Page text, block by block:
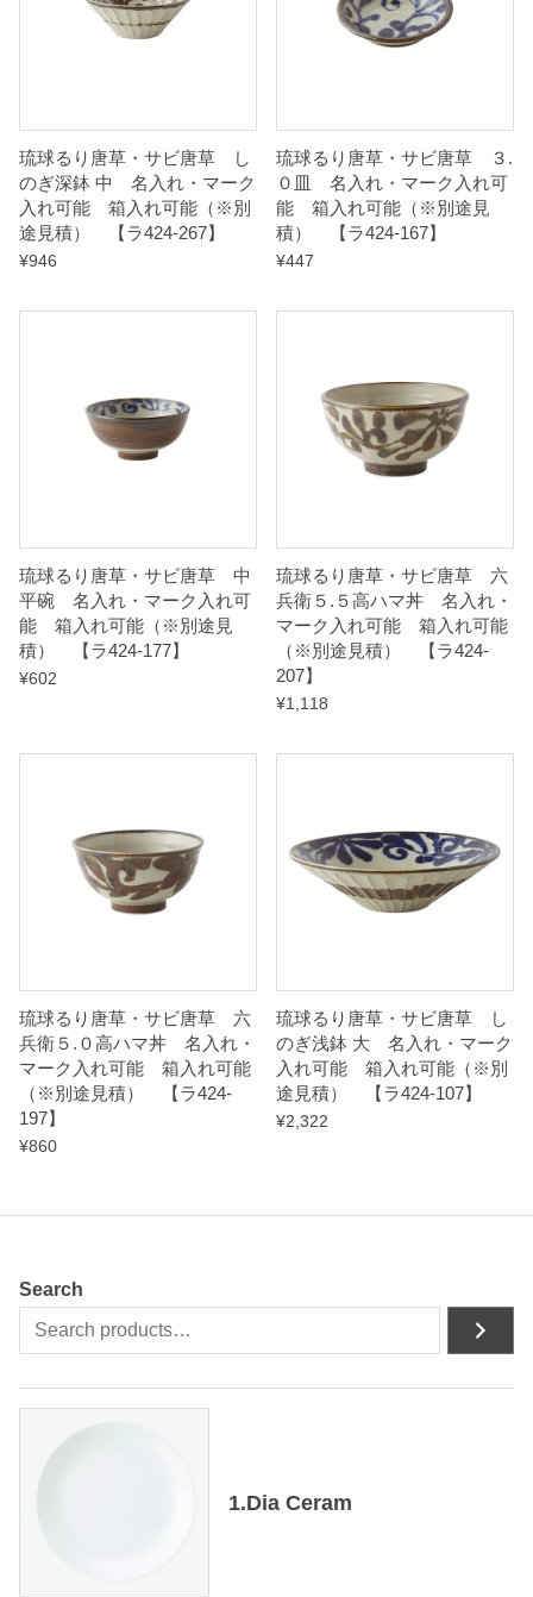
途
見
積
）
2
7
】
q
u
n
琉球るり唐草・サビ唐草 し
のぎ深鉢 中 名入れ・マーク
入れ可能 箱入れ可能（※別
途見積） 【ラ424-267】
¥946
琉球るり唐草・サビ唐草 ３.
０皿 名入れ・マーク入れ可
能 箱入れ可能（※別途見
積） 【ラ424-167】
¥447
琉球るり唐草・サビ唐草 中
平碗 名入れ・マーク入れ可
能 箱入れ可能（※別途見
積） 【ラ424-177】
¥602
琉球るり唐草・サビ唐草 六
兵衛５.５高ハマ丼 名入れ・
マーク入れ可能 箱入れ可能
（※別途見積） 【ラ424-
207】
¥1,118
琉球るり唐草・サビ唐草 六
兵衛５.０高ハマ丼 名入れ・
マーク入れ可能 箱入れ可能
（※別途見積） 【ラ424-
197】
¥860
琉球るり唐草・サビ唐草 し
のぎ浅鉢 大 名入れ・マーク
入れ可能 箱入れ可能（※別
途見積） 【ラ424-107】
¥2,322
Search
1.Dia Ceram